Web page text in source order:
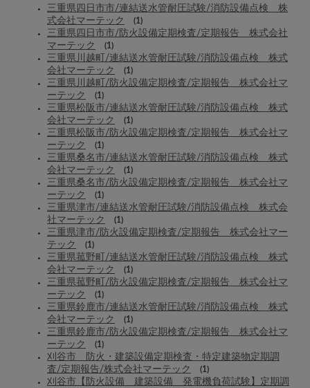
三重県四日市市/連結送水管耐圧試験/消防設備点検 株
式会社マーテック
(1)
三重県四日市市/防火設備定期検査/定期報告 株式会社
マーテック
(1)
三重県川越町/連結送水管耐圧試験/消防設備点検 株式
会社マーテック
(1)
三重県川越町/防火設備定期検査/定期報告 株式会社マ
ーテック
(1)
三重県松阪市/連結送水管耐圧試験/消防設備点検 株式
会社マーテック
(1)
三重県松阪市/防火設備定期検査/定期報告 株式会社マ
ーテック
(1)
三重県桑名市/連結送水管耐圧試験/消防設備点検 株式
会社マーテック
(1)
三重県桑名市/防火設備定期検査/定期報告 株式会社マ
ーテック
(1)
三重県津市/連結送水管耐圧試験/消防設備点検 株式会
社マーテック
(1)
三重県津市/防火設備定期検査/定期報告 株式会社マー
テック
(1)
三重県菰野町/連結送水管耐圧試験/消防設備点検 株式
会社マーテック
(1)
三重県菰野町/防火設備定期検査/定期報告 株式会社マ
ーテック
(1)
三重県鈴鹿市/連結送水管耐圧試験/消防設備点検 株式
会社マーテック
(1)
三重県鈴鹿市/防火設備定期検査/定期報告 株式会社マ
ーテック
(1)
刈谷市 防火・建築設備定期検査・特定建築物定期調
査/定期報告/株式会社マーテック
(1)
刈谷市【防火設備 建築設備 発電機負荷試験】定期調